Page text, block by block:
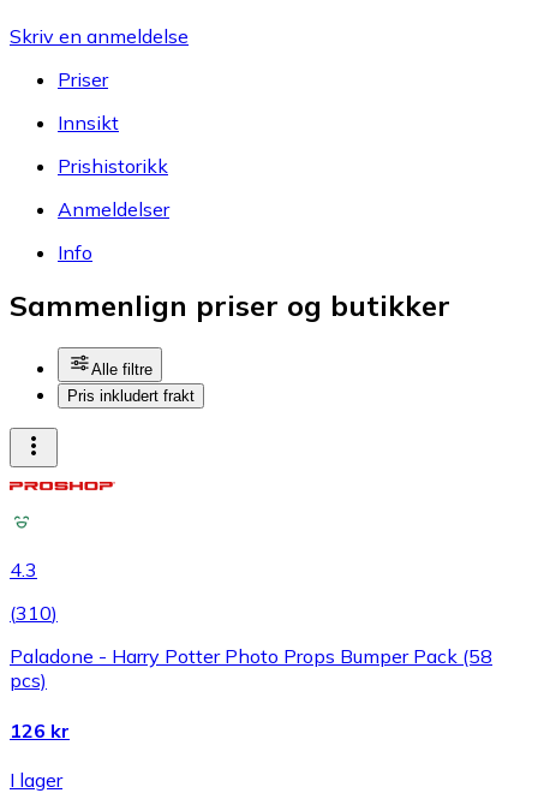
Skriv en anmeldelse
Priser
Innsikt
Prishistorikk
Anmeldelser
Info
Sammenlign priser og butikker
Alle filtre
Pris inkludert frakt
4.3
(310)
Paladone - Harry Potter Photo Props Bumper Pack (58
pcs)
126 kr
I lager